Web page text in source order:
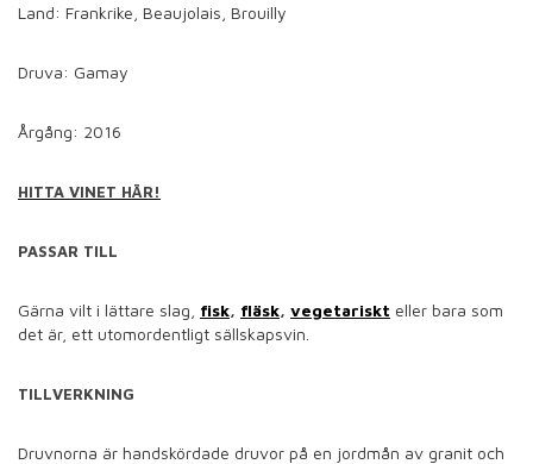
Land: Frankrike, Beaujolais Brouilly
Druva: Gamay
Årgång: 2016
HITTA VINET HÄR!
PASSAR TILL
Gärna vilt i lättare slag, fisk, fläsk, vegetariskt eller bara som
det är, ett utomordentligt sällskapsvin.
TILLVERKNING
Druvnorna är handskördade druvor på en jordmån av granit och